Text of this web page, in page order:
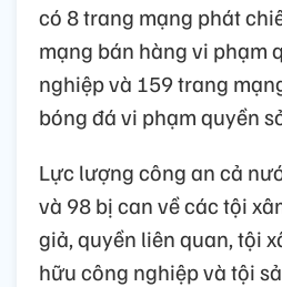
có 8 trang mạng phát
mạng bán hàng vi phạm
nghiệp và 159 trang
bóng đá vi phạm quyền
Lực lượng công an cả
và 98 bị can về các tội
giả, quyền liên quan, tội
hữu công nghiệp và tội